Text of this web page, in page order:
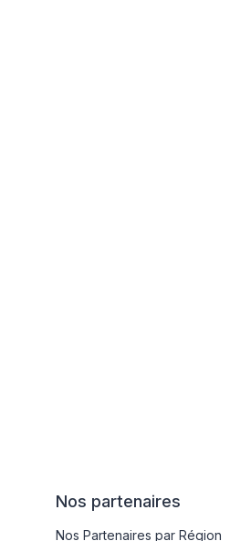
Nos partenaires
Nos Partenaires par Région